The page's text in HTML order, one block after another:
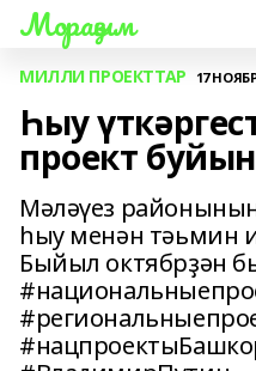
Мораҙым
МИЛЛИ ПРОЕКТТАР 17
Һыу
проект
Мәләүез
һыу менән тәьмин
Быйыл октябрҙән